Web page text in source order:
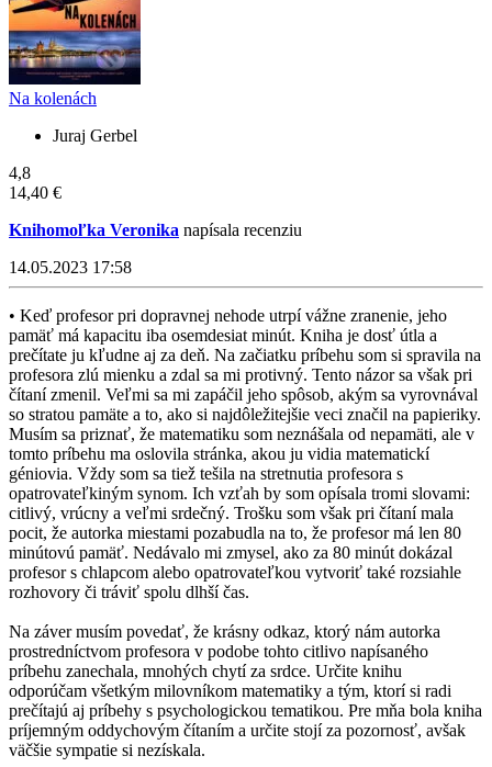
Na kolenách
Juraj Gerbel
4,8
14,40 €
Knihomoľka Veronika napísala recenziu
14.05.2023 17:58
• Keď profesor pri dopravnej nehode utrpí vážne zranenie, jeho
pamäť má kapacitu iba osemdesiat minút. Kniha je dosť útla a
prečítate ju kľudne aj za deň. Na začiatku príbehu som si spravila na
profesora zlú mienku a zdal sa mi protivný. Tento názor sa však pri
čítaní zmenil. Veľmi sa mi zapáčil jeho spôsob, akým sa vyrovnával
so stratou pamäte a to, ako si najdôležitejšie veci značil na papieriky.
Musím sa priznať, že matematiku som neznášala od nepamäti, ale v
tomto príbehu ma oslovila stránka, akou ju vidia matematickí
géniovia. Vždy som sa tiež tešila na stretnutia profesora s
opatrovateľkiným synom. Ich vzťah by som opísala tromi slovami:
citlivý, vrúcny a veľmi srdečný. Trošku som však pri čítaní mala
pocit, že autorka miestami pozabudla na to, že profesor má len 80
minútovú pamäť. Nedávalo mi zmysel, ako za 80 minút dokázal
profesor s chlapcom alebo opatrovateľkou vytvoriť také rozsiahle
rozhovory či tráviť spolu dlhší čas.
Na záver musím povedať, že krásny odkaz, ktorý nám autorka
prostredníctvom profesora v podobe tohto citlivo napísaného
príbehu zanechala, mnohých chytí za srdce. Určite knihu
odporúčam všetkým milovníkom matematiky a tým, ktorí si radi
prečítajú aj príbehy s psychologickou tematikou. Pre mňa bola kniha
príjemným oddychovým čítaním a určite stojí za pozornosť, avšak
väčšie sympatie si nezískala.